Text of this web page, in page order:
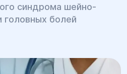
синдрома шейно-
головных болей